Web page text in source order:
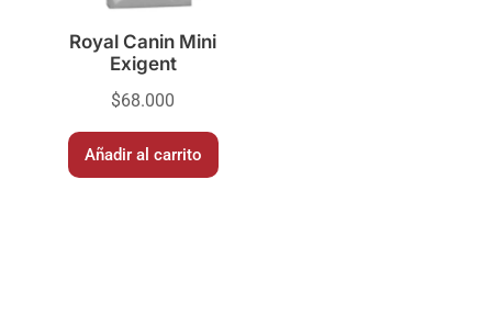
Royal Canin Mini
Exigent
$68.000
Añadir al carrito